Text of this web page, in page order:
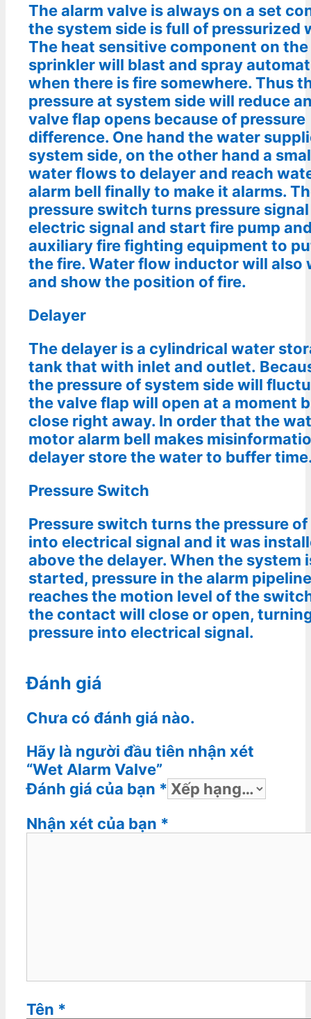
The alarm valve is always on a set
the system side is full of pressurized
The heat sensitive component on the
sprinkler will blast and spray
when there is fire somewhere. Thus
pressure at system side will reduce
valve flap opens because of pressure
difference. One hand the water
system side, on the other hand a
water flows to delayer and reach
alarm bell finally to make it alarms.
pressure switch turns pressure
electric signal and start fire pump
auxiliary fire fighting equipment to
the fire. Water flow inductor will also
and show the position of fire.
Delayer
The delayer is a cylindrical water
tank that with inlet and outlet.
the pressure of system side will
the valve flap will open at a moment
close right away. In order that the
motor alarm bell makes
delayer store the water to buffer
Pressure Switch
Pressure switch turns the pressure
into electrical signal and it was
above the delayer. When the system
started, pressure in the alarm pipeline
reaches the motion level of the
the contact will close or open,
pressure into electrical signal.
Đánh giá
Chưa có đánh giá nào.
Hãy là người đầu tiên nhận xét
“Wet Alarm Valve”
Đánh giá của bạn *
Nhận xét của bạn *
Tên *